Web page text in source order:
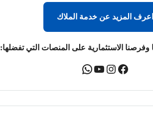
اعرف المزيد عن خدمة الملاك
الاستثمارية على المنصات التي تفضلها: